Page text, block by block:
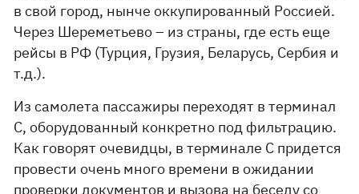
в свой город, нынче оккупированный Россией.
Через Шереметьево – из страны, где есть еще
рейсы в РФ (Турция, Грузия, Беларусь, Сербия и
т.д.).
Из самолета пассажиры переходят в терминал
С, оборудованный конкретно под фильтрацию.
Как говорят очевидцы, в терминале С придется
провести очень много времени в ожидании
проверки документов и вызова на беседу со